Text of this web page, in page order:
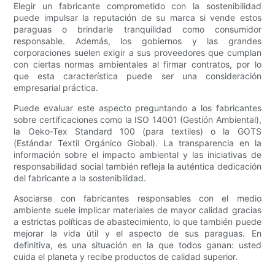
Elegir un fabricante comprometido con la sostenibilidad
puede impulsar la reputación de su marca si vende estos
paraguas o brindarle tranquilidad como consumidor
responsable. Además, los gobiernos y las grandes
corporaciones suelen exigir a sus proveedores que cumplan
con ciertas normas ambientales al firmar contratos, por lo
que esta característica puede ser una consideración
empresarial práctica.
Puede evaluar este aspecto preguntando a los fabricantes
sobre certificaciones como la ISO 14001 (Gestión Ambiental),
la Oeko-Tex Standard 100 (para textiles) o la GOTS
(Estándar Textil Orgánico Global). La transparencia en la
información sobre el impacto ambiental y las iniciativas de
responsabilidad social también refleja la auténtica dedicación
del fabricante a la sostenibilidad.
Asociarse con fabricantes responsables con el medio
ambiente suele implicar materiales de mayor calidad gracias
a estrictas políticas de abastecimiento, lo que también puede
mejorar la vida útil y el aspecto de sus paraguas. En
definitiva, es una situación en la que todos ganan: usted
cuida el planeta y recibe productos de calidad superior.